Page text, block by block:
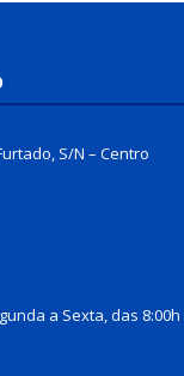
S/N – Centro
a Sexta, das 8:00h